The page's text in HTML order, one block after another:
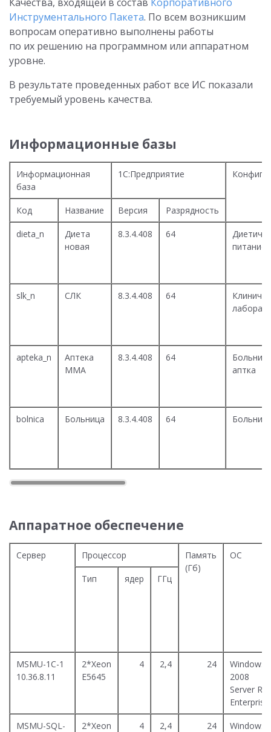
Инструментального Пакета. По всем возникшим
вопросам оперативно выполнены работы
по их решению на программном или аппаратном
уровне.
В результате проведенных работ все ИС показали
требуемый уровень качества.
Информационные базы
Информационная
база
1С:Предприятие
Код Название Версия Разрядность
dieta_n
Диета
новая
8.3.4.408 64
питание
slk_n СЛК 8.3.4.408 64
apteka_n
Аптека
ММА
8.3.4.408 64
аптка
bolnica Больница 8.3.4.408 64
Аппаратное обеспечение
Сервер Процессор
Память
(Гб)
ОС
Тип ядер ГГц
MSMU-1C-1
10.36.8.11
2*Xeon
E5645
4 2,4 24
Windows
2008
Server R2
Enterprise
MSMU-SQL-
2*Xeon
4 2,4 24
Windows